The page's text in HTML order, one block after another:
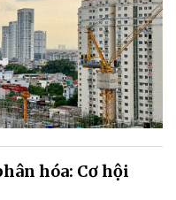
hóa: Cơ hội